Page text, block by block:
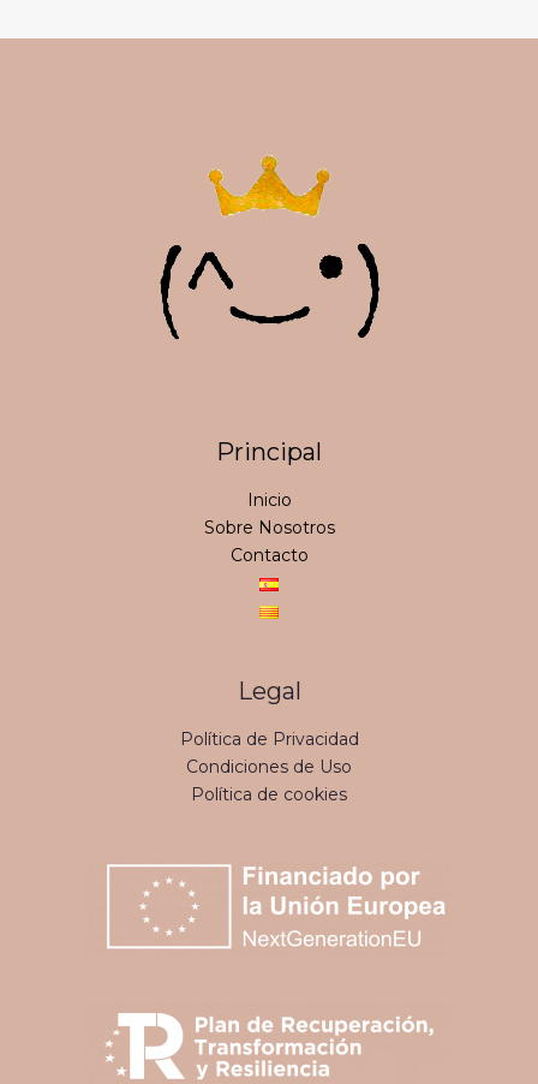
Principal
Inicio
Sobre Nosotros
Contacto
Legal
Política de Privacidad
Condiciones de Uso
Política de cookies